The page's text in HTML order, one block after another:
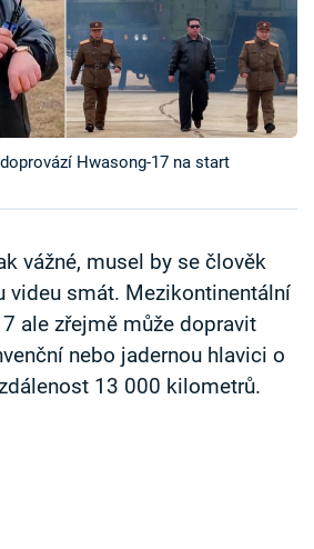
Hwasong-17 na start
vážné, musel by se člověk
videu smát. Mezikontinentální
ale zřejmě může dopravit
nebo jadernou hlavici o
13 000 kilometrů.